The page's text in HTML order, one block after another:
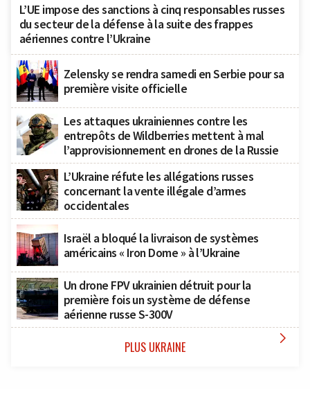
L’UE impose des sanctions à cinq responsables russes
du secteur de la défense à la suite des frappes
aériennes contre l’Ukraine
Zelensky se rendra samedi en Serbie pour sa
première visite officielle
Les attaques ukrainiennes contre les
entrepôts de Wildberries mettent à mal
l’approvisionnement en drones de la Russie
L’Ukraine réfute les allégations russes
concernant la vente illégale d’armes
occidentales
Israël a bloqué la livraison de systèmes
américains « Iron Dome » à l’Ukraine
Un drone FPV ukrainien détruit pour la
première fois un système de défense
aérienne russe S-300V
PLUS UKRAINE 